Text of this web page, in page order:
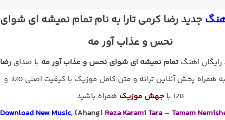
جدید رضا کرمی تارا به نام تمام نمیشه ای شوای
نحس و عذاب آور مه
رایگان اهنگتمام نمیشه ای شوای نحس و عذاب آور مه با صدایرضا
به همراه پخش آنلاین ترانه و متن کامل موزیک با کیفیت اصلی 320 و
128 با
جهش موزیک همراه باشید
Download New Music, (Ahang) Reza Karami Tara– Tamam